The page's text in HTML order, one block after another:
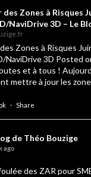
Zones à Risques
NaviDrive 3D – Le
Zones à Risques
NaviDrive 3D Posted
et à tous !
mettre à jour les
· Share
de Théo Bouzige
ago
des ZAR pour